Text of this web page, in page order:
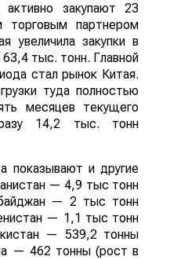
активно закупают 23
партнером
увеличила закупки в
тыс. тонн. Главной
стал рынок Китая.
туда полностью
месяцев текущего
14,2 тыс. тонн
показывают и другие
— 4,9 тыс тонн
— 2 тыс тонн
— 1,1 тыс тонн
— 539,2 тонны
— 462 тонны (рост в